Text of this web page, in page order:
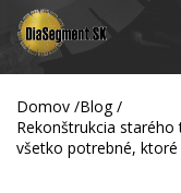
Prejsť
obsah
Domov /Blog /
Rekonštrukcia
všetko potrebné,
š
Späť
Späť
Č
o